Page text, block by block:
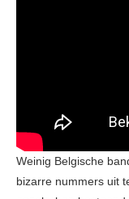
Weinig Belgische
bizarre nummers uit